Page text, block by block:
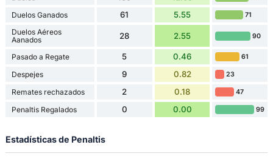
Duelos Ganados 61 5.55 71
Duelos Aéreos
Aanados
28 2.55 90
Pasado a Regate 5 0.46 61
Despejes 9 0.82 23
Remates rechazados 2 0.18 47
Penaltis Regalados 0 0.00 99
Estadísticas de Penaltis